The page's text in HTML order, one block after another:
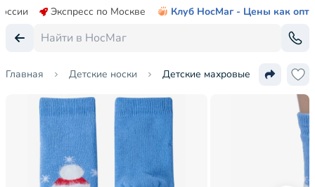
Экспресс по Москве Клуб НосМаг - Цены как опт
Главная Детские носки Детские махровые носки